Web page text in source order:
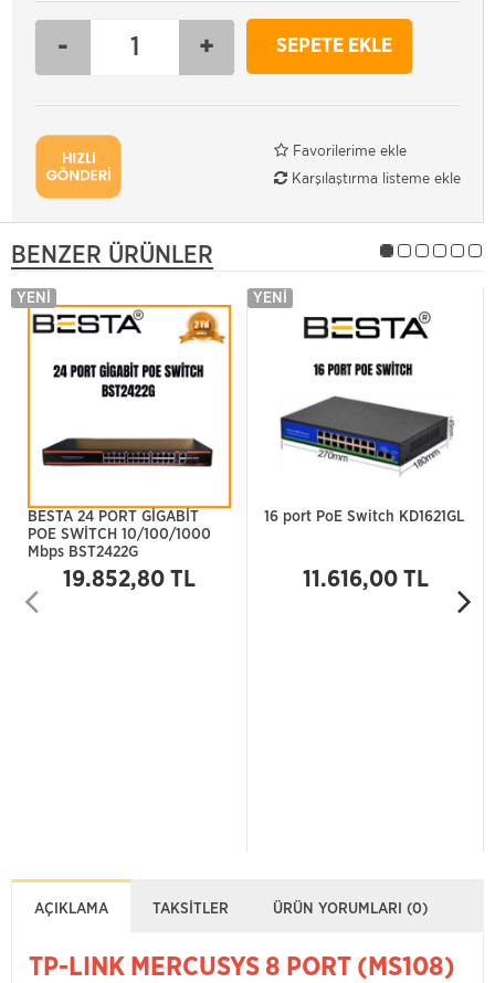
- + SEPETE EKLE
Favorilerime ekle
Karşılaştırma listeme ekle
BENZER ÜRÜNLER
BESTA 24 PORT GİGABİT
POE SWİTCH 10/100/1000
Mbps BST2422G
19.852,80 TL
YENI
16 port PoE Switch KD1621GL
11.616,00 TL
YENI
AÇIKLAMA TAKSITLER ÜRÜN YORUMLARI (0)
TP-LINK MERCUSYS 8 PORT (MS108)